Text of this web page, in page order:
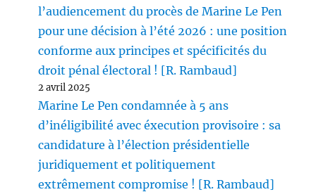
l’audiencement du procès de Marine Le Pen
pour une décision à l’été 2026 : une position
conforme aux principes et spécificités du
droit pénal électoral ! [R. Rambaud]
2 avril 2025
Marine Le Pen condamnée à 5 ans
d’inéligibilité avec éxecution provisoire : sa
candidature à l’élection présidentielle
juridiquement et politiquement
extrêmement compromise ! [R. Rambaud]